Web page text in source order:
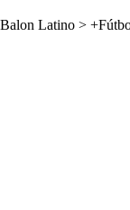
Balon Latino >